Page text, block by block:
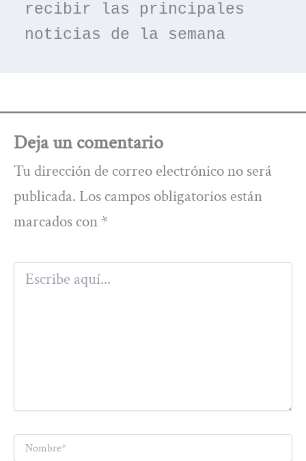
recibir las principales
noticias de la semana
Deja un comentario
Tu dirección de correo electrónico no será
publicada. Los campos obligatorios están
marcados con *
Escribe
aquí...